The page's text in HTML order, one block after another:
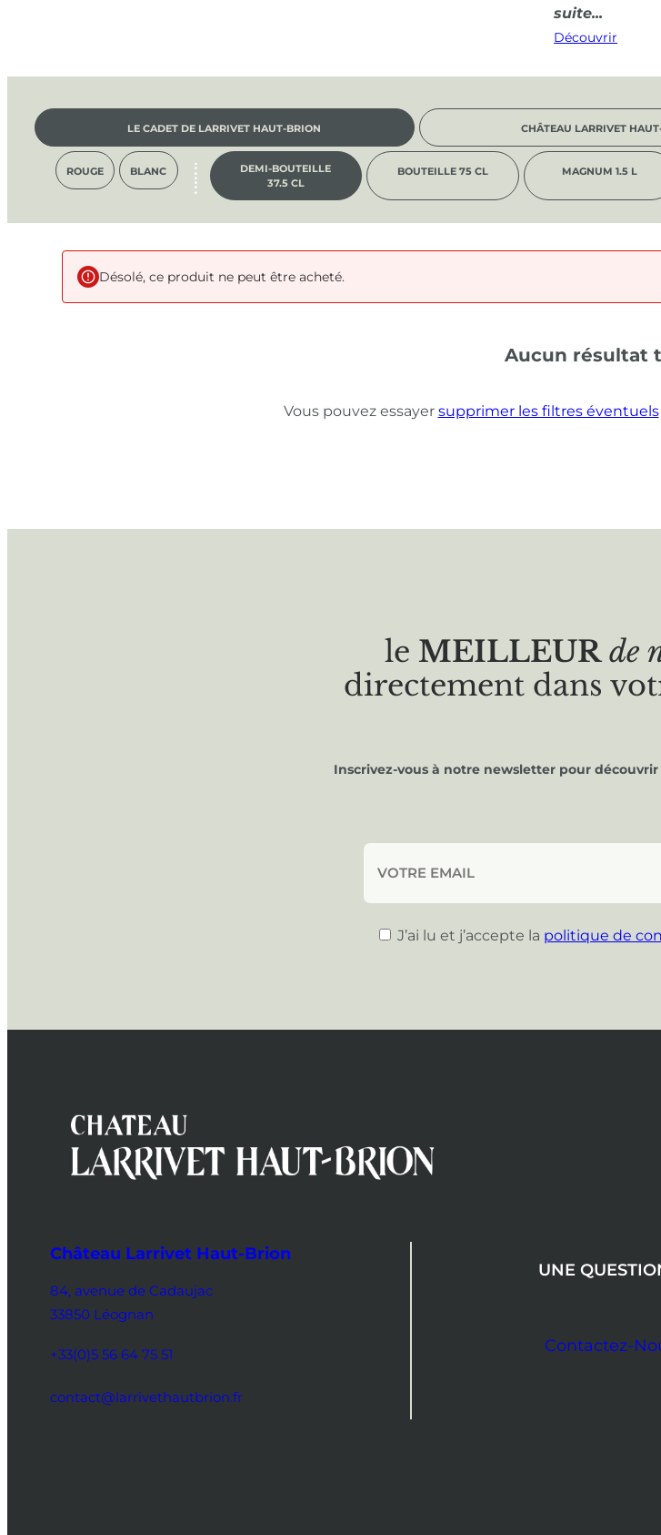
Découvrir
LE CADET DE LARRIVET HAUT-BRION CHÂTEAU LARRIVET
ROUGE BLANC
DEMI-BOUTEILLE
37.5 CL
BOUTEILLE 75 CL MAGNUM 1.5 L
Désolé, ce produit ne peut être acheté.
Aucun résultat
Vous pouvez essayer supprimer les filtres éventuels
le MEILLEUR de
directement dans
Inscrivez-vous à notre newsletter pour
J’ai lu et j’accepte la politique de
Château Larrivet Haut-Brion
84, avenue de Cadaujac
33850 Léognan
+33(0)5 56 64 75 51
contact@larrivethautbrion.fr
UNE
Contactez-